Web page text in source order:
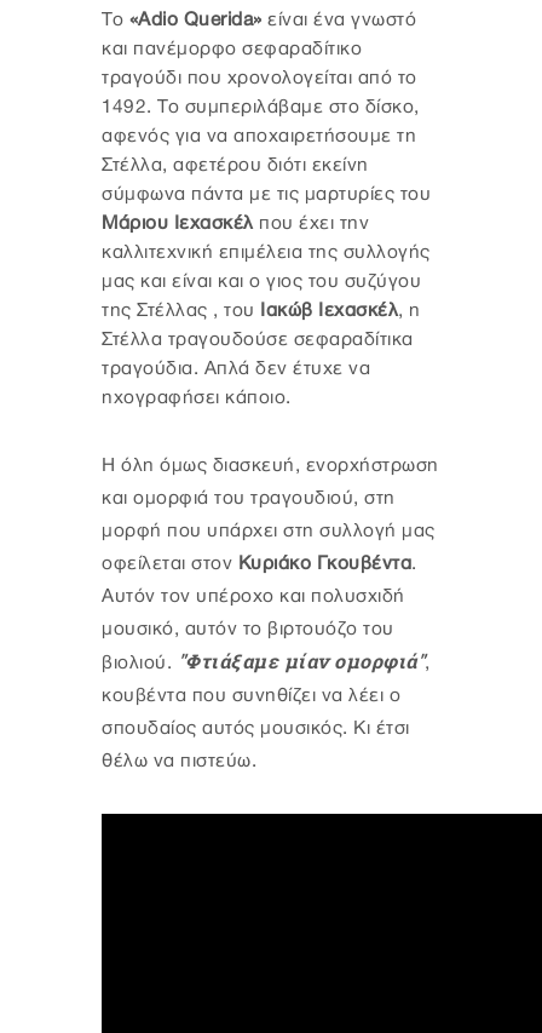
Το «Adio Querida» είναι ένα γνωστό
και πανέμορφο σεφαραδίτικο
τραγούδι που χρονολογείται από το
1492. Το συμπεριλάβαμε στο δίσκο,
αφενός για να αποχαιρετήσουμε τη
Στέλλα, αφετέρου διότι εκείνη
σύμφωνα πάντα με τις μαρτυρίες του
Μάριου Ιεχασκέλ που έχει την
καλλιτεχνική επιμέλεια της συλλογής
μας και είναι και ο γιος του συζύγου
της Στέλλας , του
Ιακώβ Ιεχασκέλ, η
Στέλλα τραγουδούσε σεφαραδίτικα
τραγούδια. Απλά δεν έτυχε να
ηχογραφήσει κάποιο.
Η όλη όμως διασκευή, ενορχήστρωση
και ομορφιά του τραγουδιού, στη
μορφή που υπάρχει στη συλλογή μας
οφείλεται στον Κυριάκο Γκουβέντα.
Αυτόν τον υπέροχο και πολυσχιδή
μουσικό, αυτόν το βιρτουόζο του
βιολιού. "Φτιάξαμε μίαν ομορφιά",
κουβέντα που συνηθίζει να λέει ο
σπουδαίος αυτός μουσικός. Κι έτσι
θέλω να πιστεύω.